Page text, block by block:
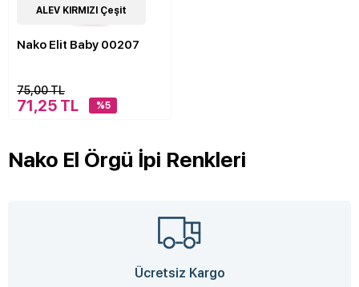
39Çeşit
ALEV KIRMIZI Çeşit
Nako Elit Baby 00207
75,00 TL
71,25 TL %5
Nako El Örgü İpi Renkleri
Ücretsiz Kargo